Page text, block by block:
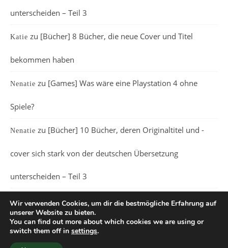
unterscheiden – Teil 3
Katie zu [Bücher] 8 Bücher, die neue Cover und Titel
bekommen haben
Nenatie zu [Games] Was wäre eine Playstation 4 ohne
Spiele?
Nenatie zu [Bücher] 10 Bücher, deren Originaltitel und -
cover sich stark von der deutschen Übersetzung
unterscheiden – Teil 3
Wir verwenden Cookies, um dir die bestmögliche Erfahrung auf
unserer Website zu bieten.
You can find out more about which cookies we are using or
switch them off in settings.